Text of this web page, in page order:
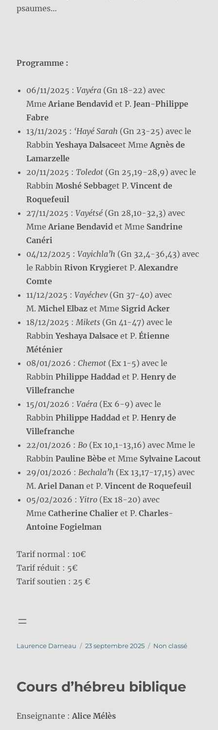
psaumes…
Programme :
06/11/2025 :Vayéra (Gn 18-22) avec
Mme Ariane Bendavid et P.Jean-Philippe
Fabre
13/11/2025 : ‘Hayé Sarah (Gn 23-25) avec le
RabbinYeshaya Dalsaceet Mme Agnès de
Lamarzelle
20/11/2025 :Toledot (Gn 25,19-28,9) avec le
RabbinMoshé Sebbaget P.Vincent de
Roquefeuil
27/11/2025 :Vayétsé (Gn 28,10-32,3) avec
Mme Ariane Bendavidet Mme Sandrine
Canéri
04/12/2025 :Vayichla’h (Gn 32,4-36,43) avec
le RabbinRivon Krygieret P. Alexandre
Comte
11/12/2025 :Vayéchev (Gn 37-40) avec
M.Michel Elbaz et Mme Sigrid Acker
18/12/2025 : Mikets (Gn 41-47) avec le
RabbinYeshaya Dalsace et P.Étienne
Méténier
08/01/2026 :Chemot (Ex 1-5) avec le
Rabbin Philippe Haddad et P.Henry de
Villefranche
15/01/2026 :Vaéra (Ex 6-9) avec le
RabbinPhilippe Haddad et P.Henry de
Villefranche
22/01/2026 : Bo (Ex 10,1-13,16) avec Mme le
RabbinPauline Bèbe et Mme Sylvaine Lacout
29/01/2026 : Bechala’h (Ex 13,17-17,15) avec
M. Ariel Dananet P.Vincent de Roquefeuil
05/02/2026 :Yitro (Ex 18-20) avec
MmeCatherine Chalier et P.Charles-
Antoine Fogielman
Tarif normal : 10€
Tarif réduit : 5€
Tarif soutien : 25 €
Auteur
Laurence Darneau
Publié
23 septembre 2025 Catégories
Non classé
Cours d’hébreu biblique
Enseignante : Alice Mélès